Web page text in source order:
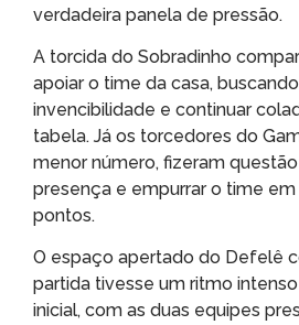
verdadeira panela de pressão.
A torcida do Sobradinho
apoiar o time da casa,
invencibilidade e continuar
tabela. Já os torcedores do
menor número, fizeram
presença e empurrar o time
pontos.
O espaço apertado do Defelê
partida tivesse um ritmo
inicial, com as duas equipes